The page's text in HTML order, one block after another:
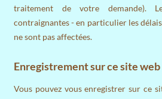
traitement de votre demande).
contraignantes - en particulier les
ne sont pas affectées.
Enregistrement sur ce site web
Vous pouvez vous enregistrer sur ce